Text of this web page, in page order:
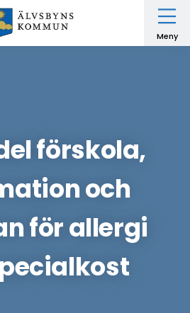
Meny
förskola,
och
för allergi